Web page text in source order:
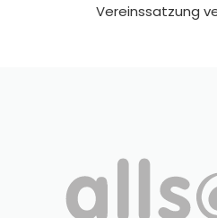
Vereinssatzung